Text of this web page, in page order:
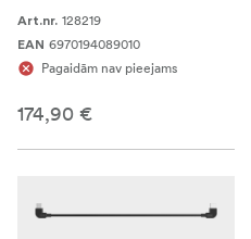
Art.nr. 128219
EAN 6970194089010
Pagaidām nav pieejams
174,90 €